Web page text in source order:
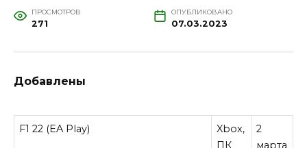
ПРОСМОТРОВ
271
ОПУБЛИКОВАНО
07.03.2023
Добавлены
F1 22 (EA Play)
Xbox,
ПК
2
марта